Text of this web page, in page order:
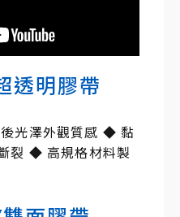
透明膠帶
光澤外觀質感 ◆ 黏
裂 ◆ 高規格材料製